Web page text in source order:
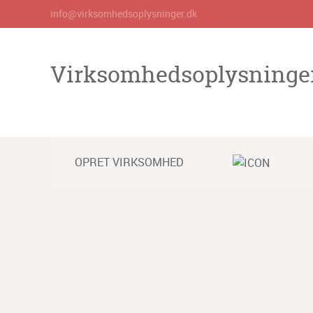
info@virksomhedsoplysninger.dk
OPRET VIRKSOMHED